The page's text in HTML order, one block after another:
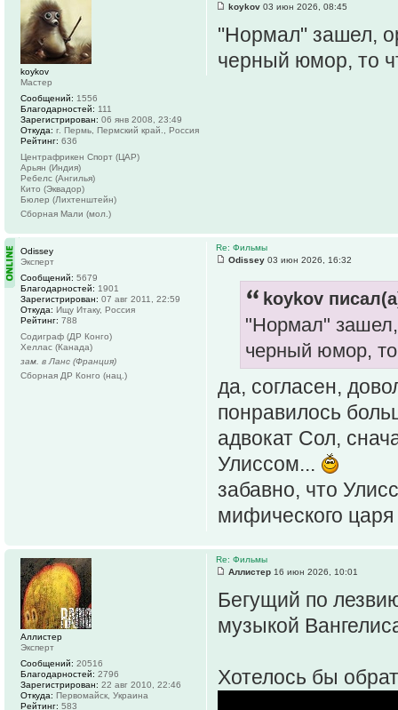
koykov 03 июн 2026, 08:45
"Нормал" зашел,
черный юмор, то
koykov
Мастер
Сообщений: 1556
Благодарностей: 111
Зарегистрирован: 06 янв 2008, 23:49
Откуда: г. Пермь, Пермский край., Россия
Рейтинг: 636
Центрафрикен Спорт (ЦАР)
Арьян (Индия)
Ребелс (Ангилья)
Кито (Эквадор)
Бюлер (Лихтенштейн)
Сборная Мали (мол.)
Re: Фильмы
Odissey 03 июн 2026, 16:32
koykov
"Нормал" зашел,
черный юмор,
да, согласен,
понравилось
адвокат Сол,
Улиссом...
забавно, что
мифического
Odissey
Эксперт
Сообщений: 5679
Благодарностей: 1901
Зарегистрирован: 07 авг 2011, 22:59
Откуда: Ищу Итаку, Россия
Рейтинг: 788
Содиграф (ДР Конго)
Хеллас (Канада)
зам. в Ланс (Франция)
Сборная ДР Конго (нац.)
Re: Фильмы
Аллистер 16 июн 2026, 10:01
Бегущий по
музыкой
Хотелось бы
Аллистер
Эксперт
Сообщений: 20516
Благодарностей: 2796
Зарегистрирован: 22 авг 2010, 22:46
Откуда: Первомайск, Украина
Рейтинг: 583